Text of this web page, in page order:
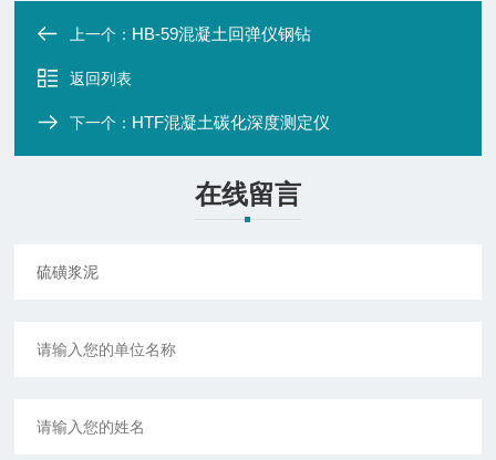
上一个： HB-59混凝土回弹仪钢钻
返回列表
下一个： HTF混凝土碳化深度测定仪
在线留言